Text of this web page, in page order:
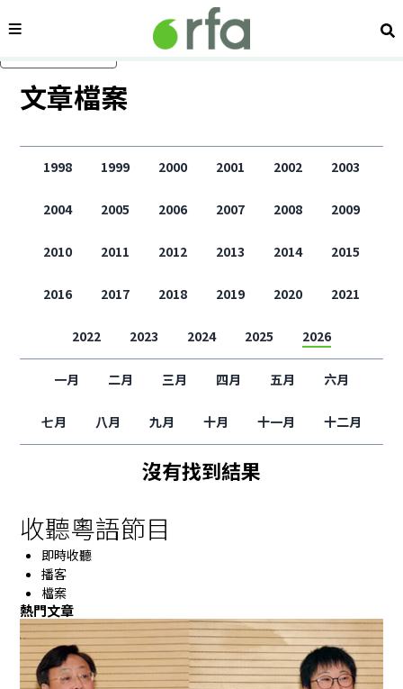
內容分類 搜
文章檔案
1998 1999 2000 2001 2002 2003
2004 2005 2006 2007 2008 2009
2010 2011 2012 2013 2014 2015
2016 2017 2018 2019 2020 2021
2022 2023 2024 2025 2026
一月 二月 三月 四月 五月 六月
七月 八月 九月 十月 十一月 十二月
沒有找到結果
收聽粵語節目
即時收聽
播客
檔案
熱門文章